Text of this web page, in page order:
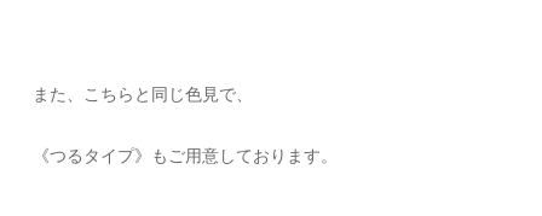
また、こちらと同じ色見で、
《つるタイプ》もご用意しております。